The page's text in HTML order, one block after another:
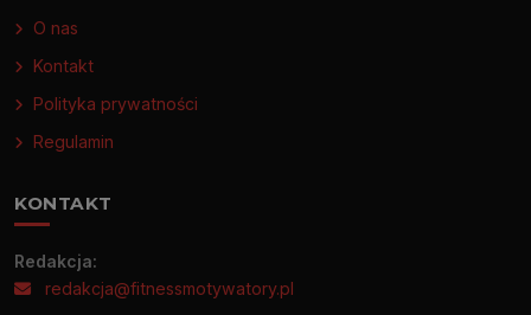
O nas
Kontakt
Polityka prywatności
Regulamin
KONTAKT
Redakcja:
redakcja@fitnessmotywatory.pl